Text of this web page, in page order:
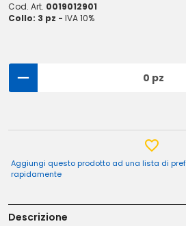
Cod. Art. 0019012901
Collo: 3 pz - IVA 10%
0 pz
Aggiungi questo prodotto ad una lista di
rapidamente
Descrizione